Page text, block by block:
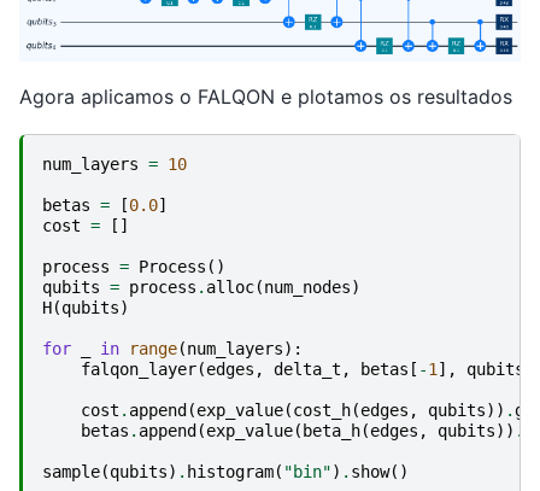
Agora aplicamos o FALQON e plotamos os resultados
num_layers = 10
betas = [0.0]
cost = []
process = Process ()
qubits = process . alloc(num_nodes)
H(qubits)
for in range(num_layers):
falqon_layer(edges , delta_t , betas [ -1], qubits
cost . append (exp_value(cost_h(edges , qubits)) .
betas . append (exp_value( beta_h(edges , qubits)) .
sample(qubits) . histogram( "bin") . show()